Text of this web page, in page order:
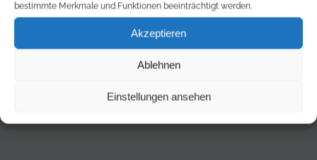
bestimmte Merkmale und Funktionen beeinträchtigt werden.
Akzeptieren
Ablehnen
Einstellungen ansehen
Datenschutzerklärung
Zahlungsmethoden